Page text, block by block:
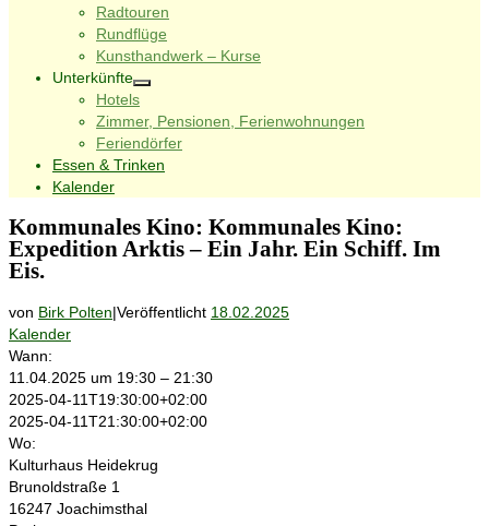
Radtouren
Rundflüge
Kunsthandwerk – Kurse
Unterkünfte
Hotels
Zimmer, Pensionen, Ferienwohnungen
Feriendörfer
Essen & Trinken
Kalender
Kommunales Kino: Kommunales Kino:
Expedition Arktis – Ein Jahr. Ein Schiff. Im
Eis.
von Birk Polten|Veröffentlicht 18.02.2025
Kalender
Wann:
11.04.2025 um 19:30 – 21:30
2025-04-11T19:30:00+02:00
2025-04-11T21:30:00+02:00
Wo:
Kulturhaus Heidekrug
Brunoldstraße 1
16247 Joachimsthal